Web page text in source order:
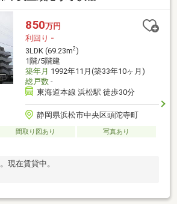
850万円
利回り -
3LDK (69.23m2)
1階/5階建
築年月 1992年11月(築33年10ヶ月)
総戸数-
東海道本線 浜松駅 徒歩30分
静岡県浜松市中央区頭陀寺町
間取り図あり
写真あり
現在賃貸中。